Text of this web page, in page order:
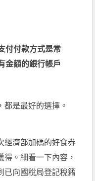
付付款方式是常
金額的銀行帳戶
都是最好的選擇。
經濟部加碼的好食券
得。細看一下內容，
已向國稅局登記稅籍